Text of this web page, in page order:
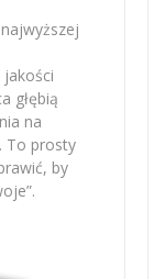
głębią
na
To prosty
by